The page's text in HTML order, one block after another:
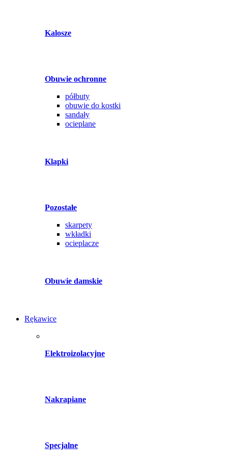
Kalosze
Obuwie ochronne
półbuty
obuwie do kostki
sandały
ocieplane
Klapki
Pozostałe
skarpety
wkładki
ocieplacze
Obuwie damskie
Rękawice
Elektroizolacyjne
Nakrapiane
Specjalne